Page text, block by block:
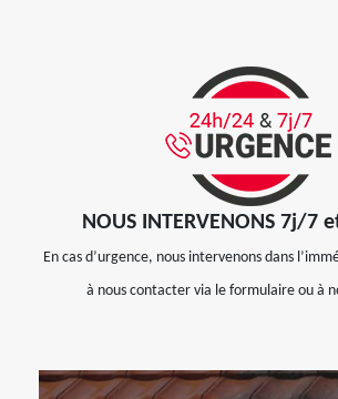
NOUS INTERVENONS 7j/7
En cas d’urgence, nous intervenons dans
à nous contacter via le formulaire ou à